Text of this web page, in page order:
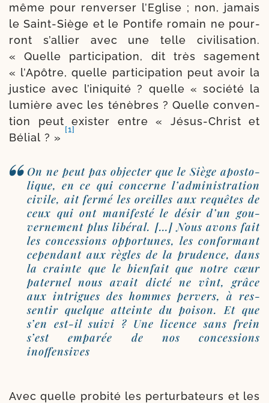
même pour ren­verser l’Eglise ; non, jamais
le Saint-​Siège et le Pontife romain ne pour­
ront s’al­lier avec une telle civi­li­sa­tion.
« Quelle par­ti­ci­pa­tion, dit très sage­ment
« l’Apôtre, quelle par­ti­ci­pa­tion peut avoir la
jus­tice avec l’iniquité ? quelle « socié­té la
lumière avec les ténèbres ? Quelle conven­
tion peut exis­ter entre « Jésus-​Christ et
Bélial ? »
[1]
On ne peut pas objec­ter que le Siège apos­to­
lique, en ce qui concerne l’administration
civile, ait fer­mé les oreilles aux requêtes de
ceux qui ont mani­fes­té le désir d’un gou­
ver­ne­ment plus libé­ral. […] Nous avons fait
les conces­sions oppor­tunes, les confor­mant
cepen­dant aux règles de la pru­dence, dans
la crainte que le bien­fait que notre cœur
pater­nel nous avait dic­té ne vînt, grâce
aux intrigues des hommes per­vers, à res­
sen­tir quelque atteinte du poi­son. Et que
s’en est-​il sui­vi ? Une licence sans frein
s’est empa­rée de nos conces­sions
inoffensives
Avec quelle pro­bi­té les per­tur­ba­teurs et les